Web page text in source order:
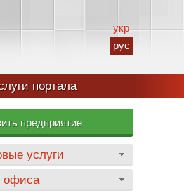
укр
рус
портала
предприятие
услуги
офиса